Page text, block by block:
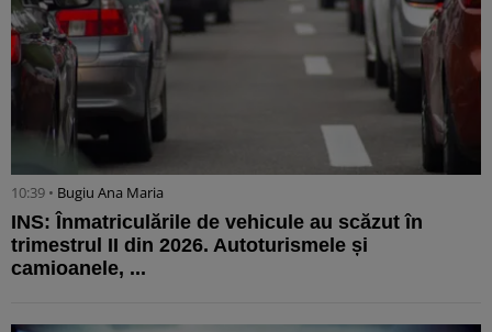
10:39 • Bugiu ⁠Ana Maria
INS: Înmatriculările de vehicule au scăzut în
trimestrul II din 2026. Autoturismele și
camioanele, ...